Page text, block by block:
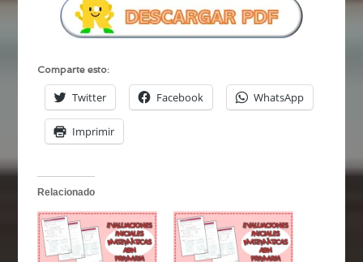
Comparte esto:
Twitter Facebook WhatsApp
Imprimir
Relacionado